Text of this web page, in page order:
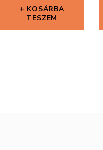
KOSÁRBA
TESZEM